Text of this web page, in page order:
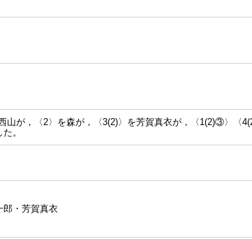
山が，〈2〉を森が，〈3(2)〉を芳賀真衣が，〈1(2)③〉〈
。
郎・芳賀真衣